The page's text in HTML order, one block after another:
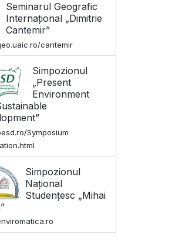
Seminarul Geografic
Internațional „Dimitrie
Cantemir”
cantemir
Simpozionul
„Present
Environment
Symposium
Simpozionul
Național
Studențesc „Mihai